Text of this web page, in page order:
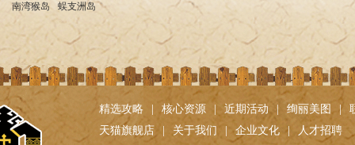
南湾猴岛 蜈支洲岛
精选攻略 核心资源 近期活动 | 绚丽美图 |
天猫旗舰店
关于我们 企业文化
人才招聘